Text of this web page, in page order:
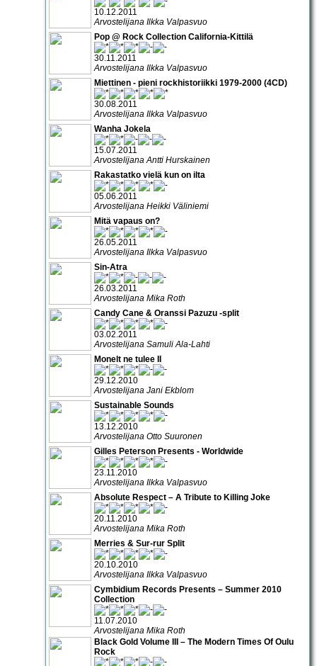
10.12.2011
Arvostelijana Ilkka Valpasvuo
Pop @ Rock Collection California-Kittilä
30.11.2011
Arvostelijana Ilkka Valpasvuo
Miettinen - pieni rockhistoriikki 1979-2000 (4CD)
30.08.2011
Arvostelijana Ilkka Valpasvuo
Wanha Jokela
15.07.2011
Arvostelijana Antti Hurskainen
Rakastatko vielä kun on ilta
05.06.2011
Arvostelijana Heikki Väliniemi
Mitä vapaus on?
26.05.2011
Arvostelijana Ilkka Valpasvuo
Sin-Atra
26.03.2011
Arvostelijana Mika Roth
Candy Cane & Oranssi Pazuzu -split
03.02.2011
Arvostelijana Samuli Ala-Lahti
Monelt ne tulee II
29.12.2010
Arvostelijana Jani Ekblom
Sustainable Sounds
13.12.2010
Arvostelijana Otto Suuronen
Gilles Peterson Presents - Worldwide
23.11.2010
Arvostelijana Ilkka Valpasvuo
Absolute Respect – A Tribute to Killing Joke
20.11.2010
Arvostelijana Mika Roth
Merries & Sur-rur Split
20.10.2010
Arvostelijana Ilkka Valpasvuo
Cymbidium Records Presents – Summer 2010
Collection
11.07.2010
Arvostelijana Mika Roth
Black Gold Volume III – The Modern Times Of Oulu
Rock